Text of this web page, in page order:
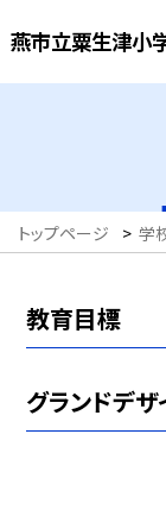
燕市立粟生津小
トップページ > 学
教育目標
グランドデザ